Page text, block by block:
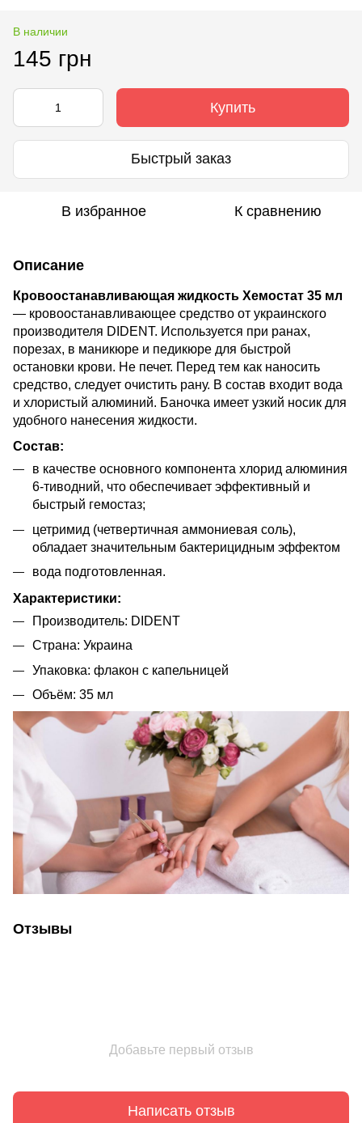
В наличии
145 грн
Купить
Быстрый заказ
В избранное К сравнению
Описание
Кровоостанавливающая жидкость Хемостат 35 мл
— кровоостанавливающее средство от украинского
производителя DIDENT. Используется при ранах,
порезах, в маникюре и педикюре для быстрой
остановки крови. Не печет. Перед тем как наносить
средство, следует очистить рану. В состав входит вода
и хлористый алюминий. Баночка имеет узкий носик для
удобного нанесения жидкости.
Состав:
в качестве основного компонента хлорид алюминия
6-тиводний, что обеспечивает эффективный и
быстрый гемостаз;
цетримид (четвертичная аммониевая соль),
обладает значительным бактерицидным эффектом
вода подготовленная.
Характеристики:
Производитель: DIDENT
Страна: Украина
Упаковка: флакон с капельницей
Объём: 35 мл
Отзывы
Добавьте первый отзыв
Написать отзыв